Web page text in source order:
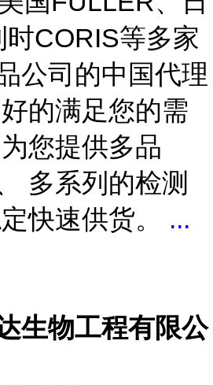
CORIS等多家
公司的中国代理
的满足您的需
您提供多品
多系列的检测
快速供货。 ...
生物工程有限公